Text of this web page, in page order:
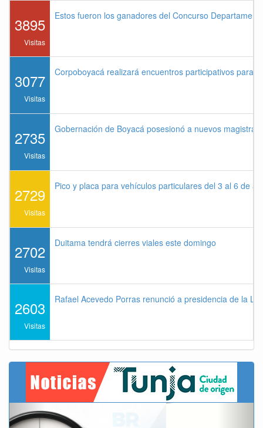
3895
Visitas
Estos fueron los ganadores del Concurso
3077
Visitas
Corpoboyacá realizará encuentros participativos para
2735
Visitas
Gobernación de Boyacá posesionó a nuevos
2729
Visitas
Pico y placa para vehículos particulares del 3 al 6 de
2702
Visitas
Duitama tendrá cierres viales este domingo
2603
Visitas
Rafael Acevedo Porras renunció a presidencia de la
Previous